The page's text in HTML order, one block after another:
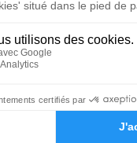
Sylvain d'Anjou de
en-Anjou